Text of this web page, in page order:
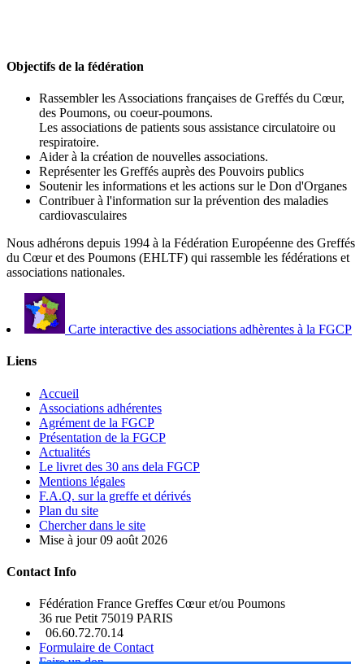
Objectifs de la fédération
Rassembler les Associations françaises de Greffés du Cœur,
des Poumons, ou coeur-poumons.
Les associations de patients sous assistance circulatoire ou
respiratoire.
Aider à la création de nouvelles associations.
Représenter les Greffés auprès des Pouvoirs publics
Soutenir les informations et les actions sur le Don d'Organes
Contribuer à l'information sur la prévention des maladies
cardiovasculaires
Nous adhérons depuis 1994 à la Fédération Européenne des Greffés
du Cœur et des Poumons (EHLTF) qui rassemble les fédérations et
associations nationales.
Carte interactive des associations adhèrentes à la FGCP
Liens
Accueil
Associations adhérentes
Agrément de la FGCP
Présentation de la FGCP
Actualités
Le livret des 30 ans dela FGCP
Mentions légales
F.A.Q. sur la greffe et dérivés
Plan du site
Chercher dans le site
Mise à jour 09 août 2026
Contact Info
Fédération France Greffes Cœur et/ou Poumons
36 rue Petit 75019 PARIS
06.60.72.70.14
Formulaire de Contact